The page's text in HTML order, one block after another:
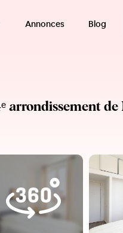
Annonces Blog
arrondissement de